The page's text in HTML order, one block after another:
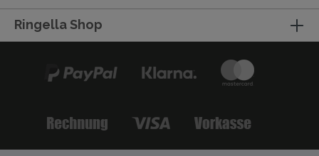
Ringella Shop